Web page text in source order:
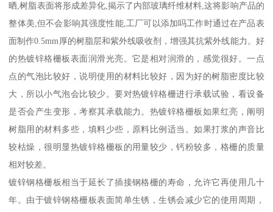
晒,树脂表面将形成差异化,揭示了内部玻璃纤维材料,这将影响产品的
整体美,但不会影响其强度性能,工厂可以添加吗工作时通过在产品表
面制作0.5mm厚的树脂层和紫外线吸收剂，增强其抗紫外线能力。好
的热镀锌格栅板表面润滑光亮。它是相对润滑的，感觉很好。一点
点的气泡比较好，说明使用的材料比较好，因为好的树脂密度比较
大，所以小气泡会比较少。要对热镀锌格栅进行承载试验，看设备
是否会产生变形，考察其承载能力。热镀锌格栅板如果红亮，阐明
树脂用的材料多些，填料少些，原料比例适当。如果打浆的声音比
较枯燥，很明显热镀锌格栅板的用量较少，钙粉较多，格栅的质量
相对较差。
镀锌钢格栅板相当于延长了插接钢格栅的寿命，允许它再使用几十
年。由于镀锌钢格栅板表面简单生锈，生锈会减少它的使用周期，